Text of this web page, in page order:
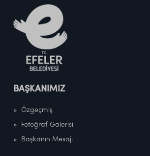
BAŞKANIMIZ
Özgeçmiş
Fotoğraf Galerisi
Başkanın Mesajı